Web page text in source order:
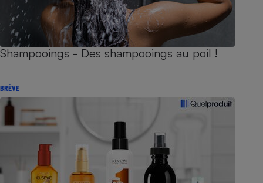
Shampooings - Des shampooings au poil !
BRÈVE